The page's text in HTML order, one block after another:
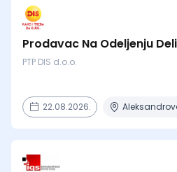
Prodavac Na Odeljenju
PTP DIS d.o.o.
22.08.2026.